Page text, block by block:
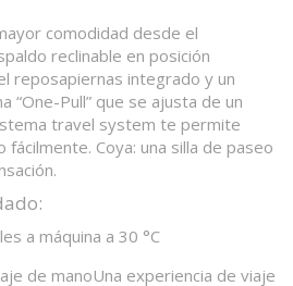
comodidad desde el
reclinable en posición
reposapiernas integrado y un
“One-Pull” que se ajusta de un
travel system te permite
fácilmente. Coya: una silla de paseo
a máquina a 30 °C
de manoUna experiencia de viaje